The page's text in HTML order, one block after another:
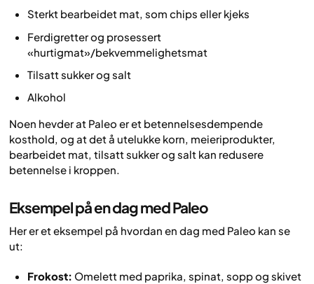
Sterkt bearbeidet mat, som chips eller kjeks
Ferdigretter og prosessert
«hurtigmat»/bekvemmelighetsmat
Tilsatt sukker og salt
Alkohol
Noen hevder at Paleo er et betennelsesdempende
kosthold, og at det å utelukke korn, meieriprodukter,
bearbeidet mat, tilsatt sukker og salt kan redusere
betennelse i kroppen.
Eksempel på en dag med Paleo
Her er et eksempel på hvordan en dag med Paleo kan se
ut:
Frokost: Omelett med paprika, spinat, sopp og skivet